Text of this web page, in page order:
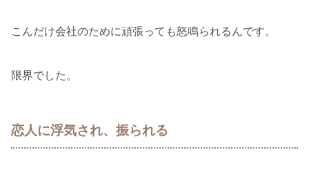
こんだけ会社のために頑張っても怒鳴られるんです。
限界でした。
恋人に浮気され、振られる